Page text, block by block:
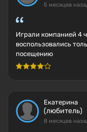
5 месяцев
Играли компанией 4
воспользовались
посещению
Екатерина
(любитель)
8 месяцев